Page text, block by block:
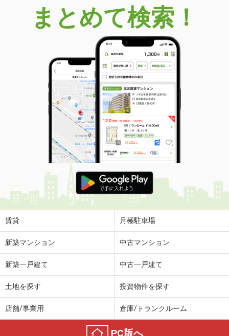
まとめて検索！
賃貸 月極駐車場
新築マンション 中古マンション
新築一戸建て 中古一戸建て
土地を探す 投資物件を探す
店舗/事業用 倉庫/トランクルーム
PC版へ